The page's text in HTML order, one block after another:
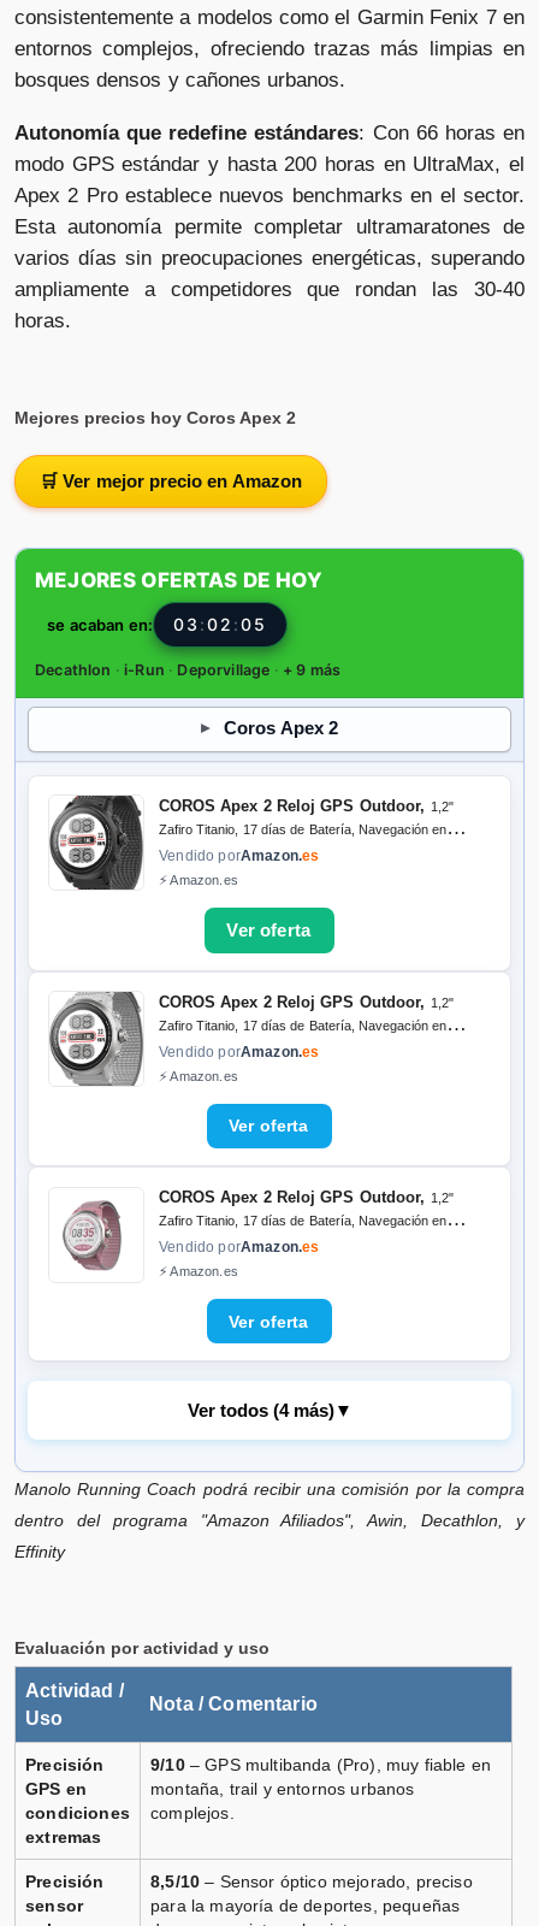
consistentemente a modelos como el Garmin Fenix 7 en
entornos complejos, ofreciendo trazas más limpias en
bosques densos y cañones urbanos.
Autonomía que redefine estándares: Con 66 horas en
modo GPS estándar y hasta 200 horas en UltraMax, el
Apex 2 Pro establece nuevos benchmarks en el sector.
Esta autonomía permite completar ultramaratones de
varios días sin preocupaciones energéticas, superando
ampliamente a competidores que rondan las 30-40
horas.
Mejores precios hoy Coros Apex 2
🛒 Ver mejor precio en Amazon
MEJORES OFERTAS DE HOY
se acaban en: 03 :02 :04
Decathlon ·i-Run · Deporvillage · + 9 más
Coros Apex 2
COROS Apex 2 Reloj GPS Outdoor, 1,2"
Zafiro Titanio, 17 días de Batería, Navegación en
muñeca, Mapas Offline, Monitor de Frecuencia
Cardiaca, Medición del sueño, Carrera, Ciclismo,
Vendido porAmazon.es
⚡ Amazon.es
COROS Apex 2 Reloj GPS Outdoor, 1,2"
Zafiro Titanio, 17 días de Batería, Navegación en
muñeca, Mapas Offline, Monitor de Frecuencia
Cardiaca, Medición del sueño, Carrera, Ciclismo,
Vendido porAmazon.es
⚡ Amazon.es
COROS Apex 2 Reloj GPS Outdoor, 1,2"
Zafiro Titanio, 17 días de Batería, Navegación en
muñeca, Mapas Offline, Monitor de Frecuencia
Cardiaca, Medición del sueño, Carrera, Ciclismo,
Vendido porAmazon.es
⚡ Amazon.es
Ver todos (4 más)▼
COROS reloj Apex 2
Vendido por
📦 3-5 días · 🚚 Gratis >75€ · 🔄 30 días
COROS reloj Apex 2
Vendido por
Manolo Running Coach podrá recibir una comisión por la compra
dentro del programa "Amazon Afiliados", Awin, Decathlon, y
Effinity
Evaluación por actividad y uso
Actividad /
Uso
Nota / Comentario
Precisión
GPS en
condiciones
extremas
9/10– GPS multibanda (Pro), muy fiable en
montaña, trail y entornos urbanos
complejos.
Precisión
sensor
8,5/10 – Sensor óptico mejorado, preciso
para la mayoría de deportes, pequeñas